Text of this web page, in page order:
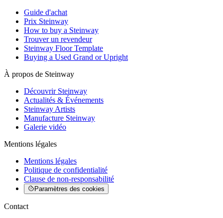
Guide d'achat
Prix Steinway
How to buy a Steinway
Trouver un revendeur
Steinway Floor Template
Buying a Used Grand or Upright
À propos de Steinway
Découvrir Steinway
Actualités & Événements
Steinway Artists
Manufacture Steinway
Galerie vidéo
Mentions légales
Mentions légales
Politique de confidentialité
Clause de non-responsabilité
Paramètres des cookies
Contact